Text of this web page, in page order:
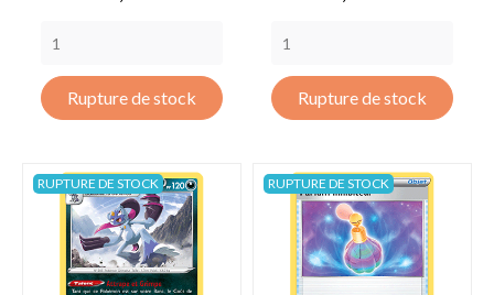
Rupture de stock Rupture de stock
RUPTURE DE STOCK RUPTURE DE STOCK